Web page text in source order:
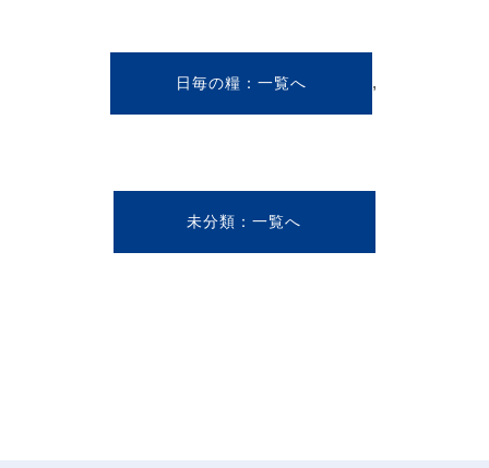
日毎の糧 ,
未分類